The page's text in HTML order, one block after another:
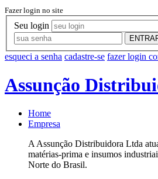
Fazer login no site
Seu login
esqueci a senha cadastre-se fazer login
Assunção
Home
Empresa
A Assunção Distribuidora Ltda
matérias-prima e insumos
Norte do Brasil.